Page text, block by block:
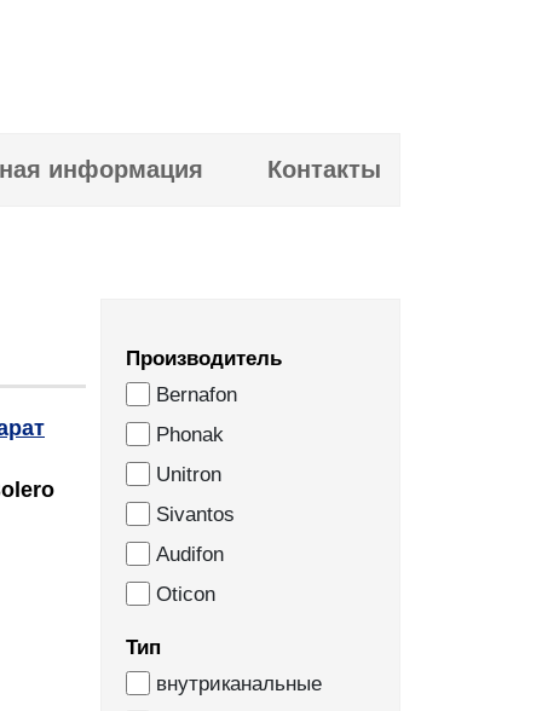
информация Контакты
Производитель
Bernafon
Phonak
Unitron
Sivantos
Audifon
Oticon
Тип
внутриканальные